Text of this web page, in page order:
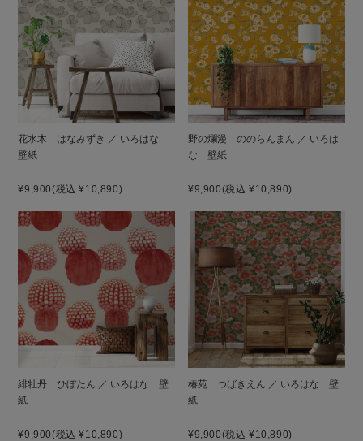
花水木 はなみずき ／ いろはな
壁紙
¥9,900(税込 ¥10,890)
野の爛漫 ののらんまん ／ いろは
な 壁紙
¥9,900(税込 ¥10,890)
緋牡丹 ひぼたん ／ いろはな 壁
紙
¥9,900(税込 ¥10,890)
椿苑 つばきえん ／ いろはな 壁
紙
¥9,900(税込 ¥10,890)